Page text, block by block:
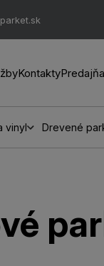
KontaktyPredajňa
vinyl Drevené